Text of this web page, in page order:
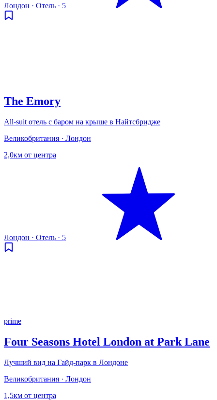
Лондон · Отель · 5
The Emory
All-suit отель с баром на крыше в Найтсбридже
Великобритания · Лондон
2,0км от центра
Лондон · Отель · 5
prime
Four Seasons Hotel London at Park Lane
Лучший вид на Гайд-парк в Лондоне
Великобритания · Лондон
1,5км от центра